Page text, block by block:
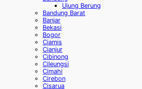
Ujung Berung
Bandung Barat
Banjar
Bekasi
Bogor
Ciamis
Cianjur
Cibinong
Cileungsi
Cimahi
Cirebon
Cisarua